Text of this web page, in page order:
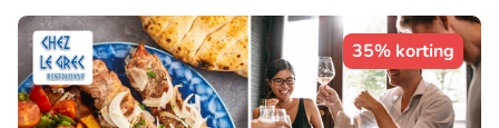
35% korting